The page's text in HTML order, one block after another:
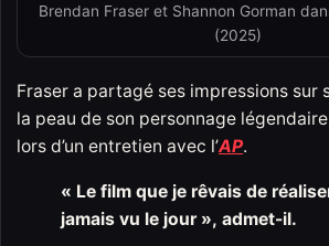
Brendan Fraser et Shannon Gorman
(2025)
Fraser a partagé ses impressions sur
la peau de son personnage
lors d’un entretien avec l’AP.
« Le film que je rêvais de
jamais vu le jour », admet-il.